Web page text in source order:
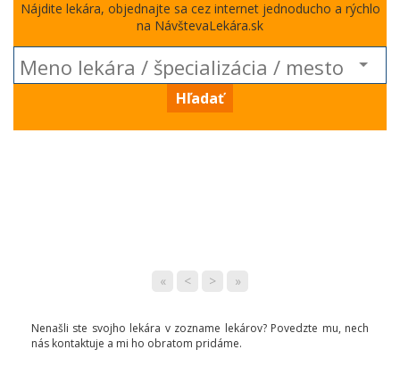
Nájdite lekára, objednajte sa cez internet jednoducho a rýchlo
na NávštevaLekára.sk
Hľadať
« < > »
Nenašli ste svojho lekára v zozname lekárov? Povedzte mu, nech
nás kontaktuje a mi ho obratom pridáme.